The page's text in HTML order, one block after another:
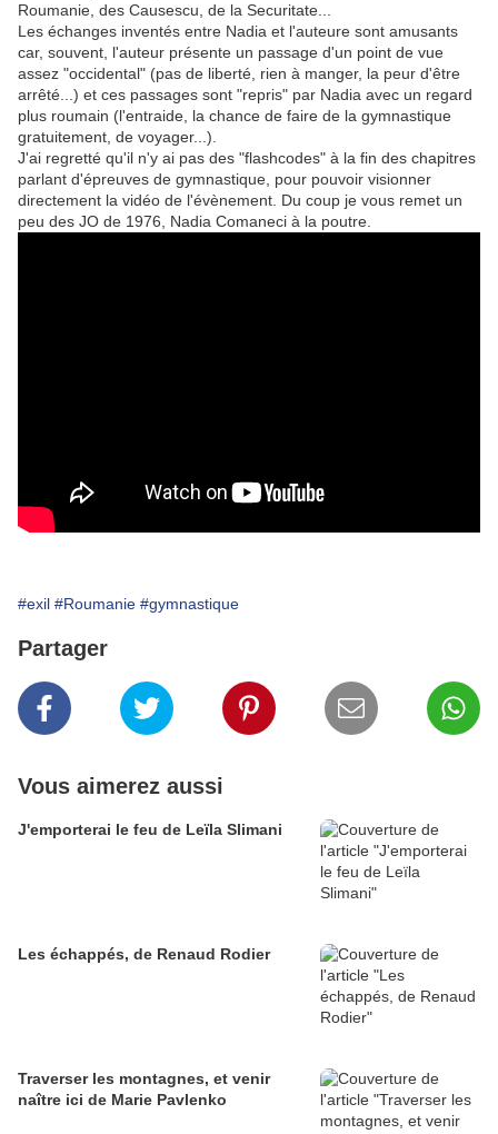
Roumanie, des Causescu, de la Securitate...
Les échanges inventés entre Nadia et l'auteure sont amusants
car, souvent, l'auteur présente un passage d'un point de vue
assez "occidental" (pas de liberté, rien à manger, la peur d'être
arrêté...) et ces passages sont "repris" par Nadia avec un regard
plus roumain (l'entraide, la chance de faire de la gymnastique
gratuitement, de voyager...).
J'ai regretté qu'il n'y ai pas des "flashcodes" à la fin des chapitres
parlant d'épreuves de gymnastique, pour pouvoir visionner
directement la vidéo de l'évènement. Du coup je vous remet un
peu des JO de 1976, Nadia Comaneci à la poutre.
#exil #Roumanie #gymnastique
Partager
Vous aimerez aussi
J'emporterai le feu de Leïla Slimani
Les échappés, de Renaud Rodier
Traverser les montagnes, et venir
naître ici de Marie Pavlenko